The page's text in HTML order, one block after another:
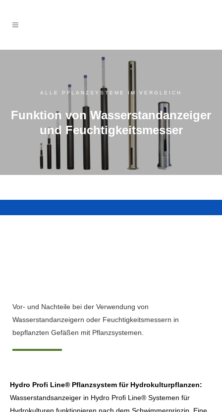
ALLE PFLANZSYSTEME IM VERGLEICH
Funktion von Wasserstandanzeiger
und Feuchtigkeitsmesser
Vor- und Nachteile bei der Verwendung von
Wasserstandanzeigern oder Feuchtigkeitsmessern in
bepflanzten Gefäßen mit Pflanzsystemen.
Hydro Profi Line® Pflanzsystem für Hydrokulturpflanzen:
Wasserstandsanzeiger in Hydro Profi Line® Systemen für